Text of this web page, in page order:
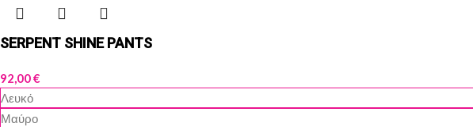
SERPENT SHINE PANTS
92,00€
Λευκό
Μαύρο